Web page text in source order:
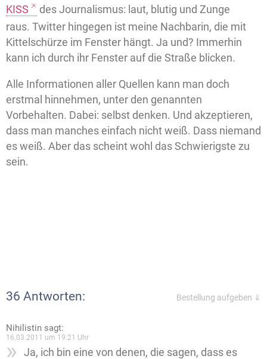
KISS
des Journalismus: laut, blutig und Zunge
raus. Twitter hingegen ist meine Nachbarin, die mit
Kittelschürze im Fenster hängt. Ja und? Immerhin
kann ich durch ihr Fenster auf die Straße blicken.
Alle Informationen aller Quellen kann man doch
erstmal hinnehmen, unter den genannten
Vorbehalten. Dabei: selbst denken. Und akzeptieren,
dass man manches einfach nicht weiß. Dass niemand
es weiß. Aber das scheint wohl das Schwierigste zu
sein.
36 Antworten: Bestellung aufgeben ⇓
Nihilistin sagt:
16.03.2011 um 19:21 Uhr
Ja, ich bin eine von denen, die sagen, dass es